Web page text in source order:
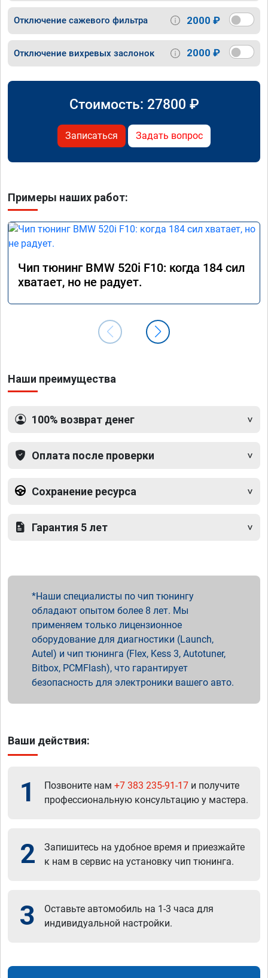
Отключение сажевого фильтра 2000 ₽
Отключение вихревых заслонок 2000 ₽
Стоимость: 27800 ₽
Записаться Задать вопрос
Примеры наших работ:
Чип тюнинг BMW 520i F10: когда 184 сил
хватает, но не радует.
Наши преимущества
100% возврат денег
Оплата после проверки
Сохранение ресурса
Гарантия 5 лет
Наши специалисты по чип тюнингу
обладают опытом более 8 лет. Мы
применяем только лицензионное
оборудование для диагностики (Launch,
Autel) и чип тюнинга (Flex, Kess 3, Autotuner,
Bitbox, PCMFlash), что гарантирует
безопасность для электроники вашего авто.
Ваши действия:
1 Позвоните нам +7 383 235-91-17 и получите
профессиональную консультацию у мастера.
2
Запишитесь на удобное время и приезжайте
к нам в сервис на установку чип тюнинга.
3
Оставьте автомобиль на 1-3 часа для
индивидуальной настройки.